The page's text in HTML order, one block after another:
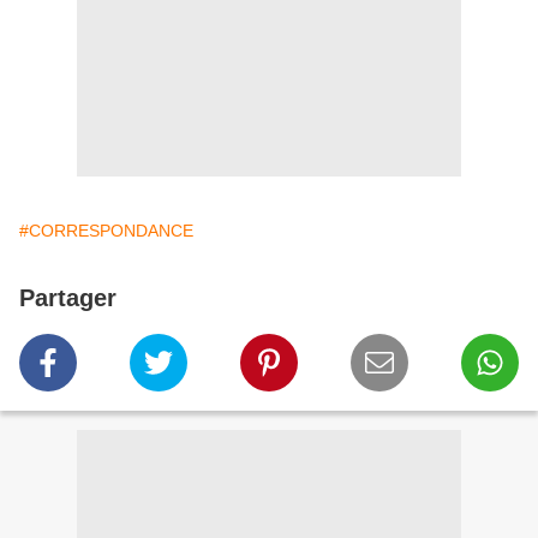
#CORRESPONDANCE
Partager